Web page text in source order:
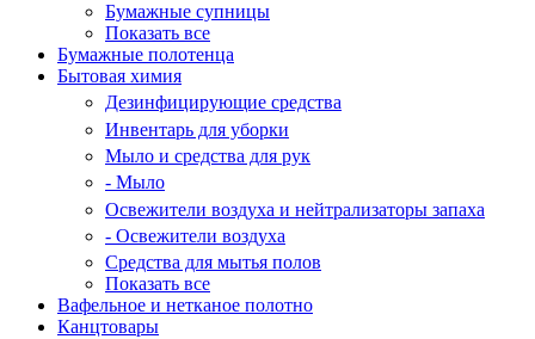
Бумажные супницы
Показать все
Бумажные полотенца
Бытовая химия
Дезинфицирующие средства
Инвентарь для уборки
Мыло и средства для рук
- Мыло
Освежители воздуха и нейтрализаторы запаха
- Освежители воздуха
Средства для мытья полов
Показать все
Вафельное и нетканое полотно
Канцтовары